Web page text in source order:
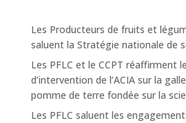
Les Producteurs de fruits et
saluent la Stratégie nationale de
Les PFLC et le CCPT réaffirment
d’intervention de l’ACIA sur la
pomme de terre fondée sur la
Les PFLC saluent les